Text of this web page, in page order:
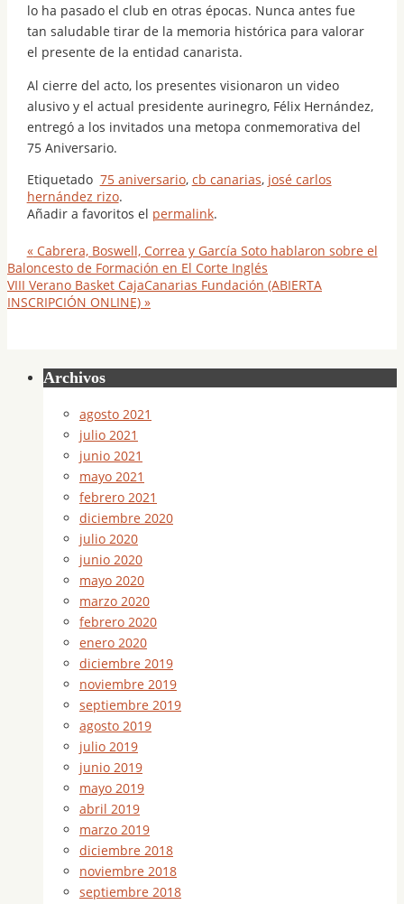
lo ha pasado el club en otras épocas. Nunca antes fue
tan saludable tirar de la memoria histórica para valorar
el presente de la entidad canarista.
Al cierre del acto, los presentes visionaron un video
alusivo y el actual presidente aurinegro, Félix Hernández,
entregó a los invitados una metopa conmemorativa del
75 Aniversario.
Etiquetado 75 aniversario, cb canarias, josé carlos
hernández rizo.
Añadir a favoritos el permalink.
«Cabrera, Boswell, Correa y García Soto hablaron sobre el
Baloncesto de Formación en El Corte Inglés
VIII Verano Basket CajaCanarias Fundación (ABIERTA
INSCRIPCIÓN ONLINE) »
Archivos
agosto 2021
julio 2021
junio 2021
mayo 2021
febrero 2021
diciembre 2020
julio 2020
junio 2020
mayo 2020
marzo 2020
febrero 2020
enero 2020
diciembre 2019
noviembre 2019
septiembre 2019
agosto 2019
julio 2019
junio 2019
mayo 2019
abril 2019
marzo 2019
diciembre 2018
noviembre 2018
septiembre 2018